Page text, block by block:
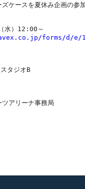
ースを夏休み企画の参加
forms/d/e/
タジオB
アリーナ事務局